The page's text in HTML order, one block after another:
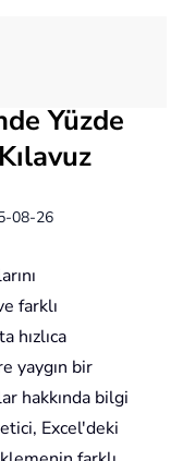
Yüzde
08-26
farklı
hızlıca
yaygın bir
hakkında bilgi
Excel'deki